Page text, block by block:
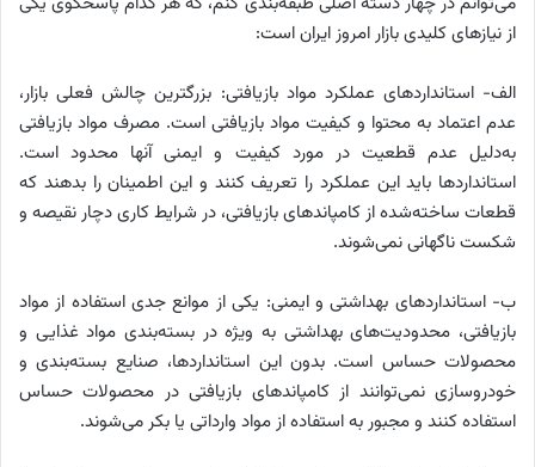
از نیازهای کلیدی بازار امروز ایران است:
الف- استانداردهای عملکرد مواد بازیافتی: بزرگترین چالش فعلی بازار،
عدم اعتماد به محتوا و کیفیت مواد بازیافتی است. مصرف مواد بازیافتی
به‌دلیل عدم قطعیت در مورد کیفیت و ایمنی آنها محدود است.
استانداردها باید این عملکرد را تعریف کنند و این اطمینان را بدهند که
قطعات ساخته‌شده از کامپاندهای بازیافتی، در شرایط کاری دچار نقیصه و
شکست ناگهانی نمی‌شوند.
ب- استانداردهای بهداشتی و ایمنی: یکی از موانع جدی استفاده از مواد
بازیافتی، محدودیت‌های بهداشتی به ویژه در بسته‌بندی مواد غذایی و
محصولات حساس است. بدون این استانداردها، صنایع بسته‌بندی و
خودروسازی نمی‌توانند از کامپاندهای بازیافتی در محصولات حساس
استفاده کنند و مجبور به استفاده از مواد وارداتی یا بکر می‌شوند.